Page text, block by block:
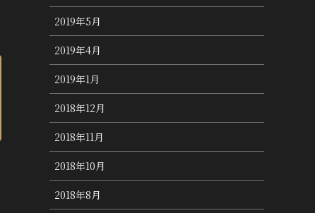
2019年5月
2019年4月
2019年1月
2018年12月
2018年11月
2018年10月
2018年8月